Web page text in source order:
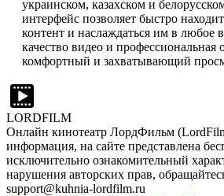
украинском, казахском и
интерфейс позволяет быстро
контент и наслаждаться им в любое
качество видео и профессиональная
комфортный и захватывающий
LORDFILM
Онлайн кинотеатр ЛордФильм
информация, на сайте представлена
исключительно ознакомительный
нарушения авторских прав,
support@kuhnia-lordfilm.ru